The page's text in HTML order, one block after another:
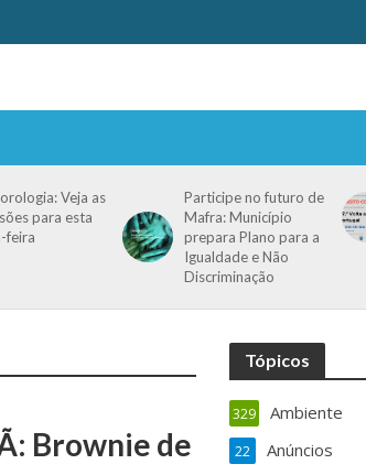
Veja as
para esta
feira
Participe no futuro de
Mafra: Município
prepara Plano para a
Igualdade e Não
Discriminação
Brownie de
Tópicos
Ambiente
329
Anúncios
22